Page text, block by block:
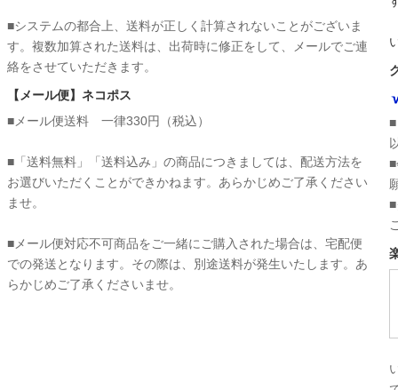
■システムの都合上、送料が正しく計算されないことがございま
す。複数加算された送料は、出荷時に修正をして、メールでご連
絡をさせていただきます。
【メール便】ネコポス
■メール便送料 一律330円（税込）
■「送料無料」「送料込み」の商品につきましては、配送方法を
お選びいただくことができかねます。あらかじめご了承ください
ませ。
■メール便対応不可商品をご一緒にご購入された場合は、宅配便
での発送となります。その際は、別途送料が発生いたします。あ
らかじめご了承くださいませ。